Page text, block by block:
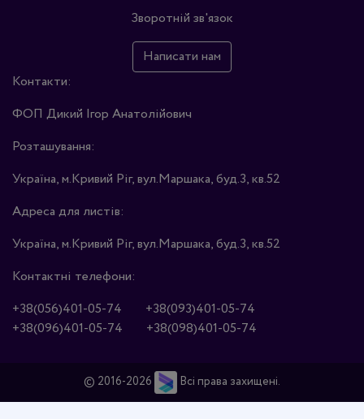
Зворотній зв'язок
Написати нам
Контакти:
ФОП Дикий Ігор Анатолійович
Розташування:
Україна, м.Кривий Ріг, вул.Маршака, буд.3, кв.52
Адреса для листів:
Україна, м.Кривий Ріг, вул.Маршака, буд.3, кв.52
Контактні телефони:
+38(056)401-05-74
+38(093)401-05-74
+38(096)401-05-74
+38(098)401-05-74
© 2016-2026 Всі права захищені.